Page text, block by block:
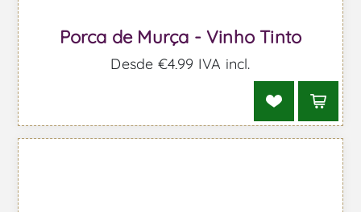
Porca de Murça - Vinho Tinto
Desde €4,99 IVA incl.